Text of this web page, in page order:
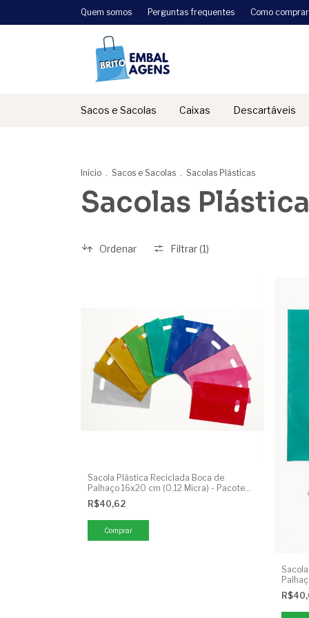
Quem somos Perguntas frequentes Como comprar
Sacos e Sacolas Caixas Descartáveis
Início . Sacos e Sacolas . Sacolas Plásticas
Sacolas
Ordenar Filtrar (1)
Sacola Plástica Reciclada Boca de
Palhaço 16x20 cm (0.12 Micra) - Pacote
1kg
R$40,62
Comprar
1kg